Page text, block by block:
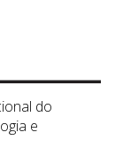
de 2025)